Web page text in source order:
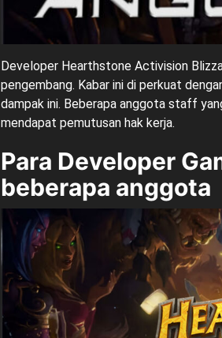
Developer Hearthstone Activision
pengembang. Kabar ini di perkuat
dampak ini. Beberapa anggota staff
mendapat pemutusan hak kerja.
Para Developer
beberapa anggota